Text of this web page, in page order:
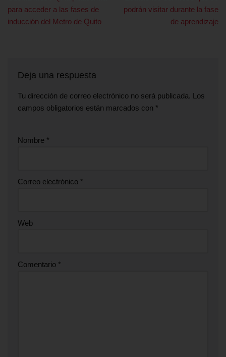
para acceder a las fases de
inducción del Metro de Quito
podrán visitar durante la fase
de aprendizaje
Deja una respuesta
Tu dirección de correo electrónico no será publicada. Los
campos obligatorios están marcados con *
Nombre *
Correo electrónico *
Web
Comentario *